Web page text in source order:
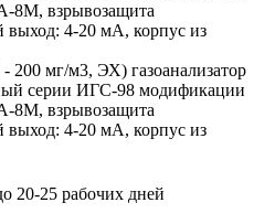
200 мг/м3, ЭХ) газоанализатор
серии ИГС-98 модификации
8М, взрывозащита
выход: 4-20 мА, корпус из
20-25 рабочих дней